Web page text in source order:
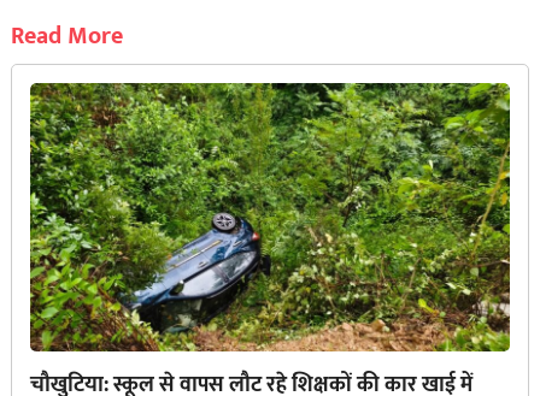
Read More
चौखुटिया: स्कूल से वापस लौट रहे शिक्षकों की कार खाई में